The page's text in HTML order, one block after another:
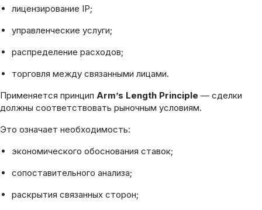
лицензирование IP;
управленческие услуги;
распределение расходов;
торговля между связанными лицами.
Применяется принцип Arm’s Length Principle — сделки
должны соответствовать рыночным условиям.
Это означает необходимость:
экономического обоснования ставок;
сопоставительного анализа;
раскрытия связанных сторон;